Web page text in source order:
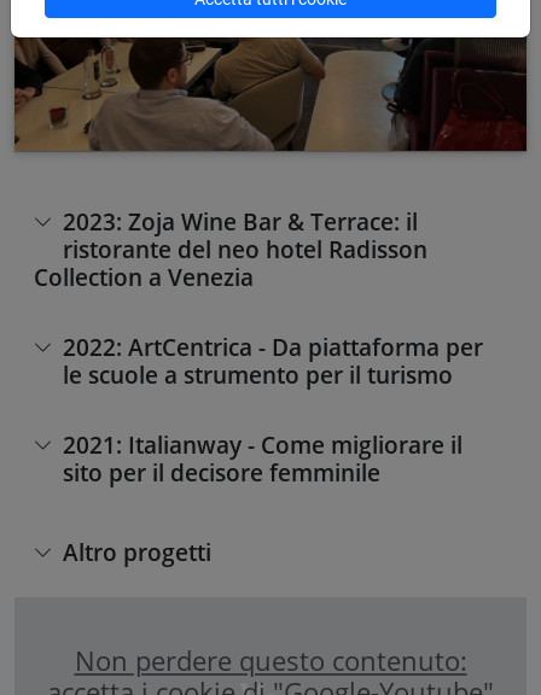
2023: Zoja Wine Bar & Terrace: il
ristorante del neo hotel Radisson
Collection a Venezia
2022: ArtCentrica - Da piattaforma per
le scuole a strumento per il turismo
2021: Italianway - Come migliorare il
sito per il decisore femminile
Altro progetti
Non perdere questo contenuto: